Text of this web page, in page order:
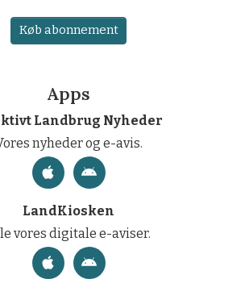
Køb abonnement
Apps
Landbrug Nyheder
nyheder og e-avis.
LandKiosken
vores digitale e-aviser.